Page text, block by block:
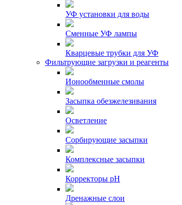
УФ установки для воды
Сменные УФ лампы
Кварцевые трубки для УФ
Фильтрующие загрузки и реагенты
Ионообменные смолы
Засыпка обезжелезивания
Осветление
Сорбирующие засыпки
Комплексные засыпки
Корректоры pH
Дренажные слои